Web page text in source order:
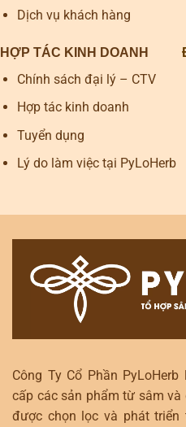
Dịch vụ khách hàng
HỢP TÁC KINH DOANH
Chính sách đại lý – CTV
Hợp tác kinh doanh
Tuyển dụng
Lý do làm việc tại PyLoHerb
Công Ty Cổ Phần
cấp các sản phẩm từ sâm
được chọn lọc và phát triển